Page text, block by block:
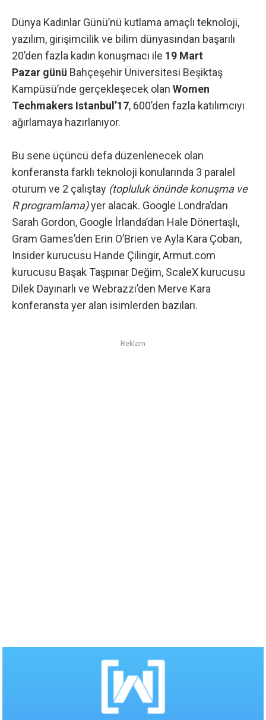
Dünya Kadınlar Günü’nü kutlama amaçlı teknoloji,
yazılım, girişimcilik ve bilim dünyasından başarılı
20’den fazla kadın konuşmacı ile 19 Mart
Pazar günü Bahçeşehir Üniversitesi Beşiktaş
Kampüsü’nde gerçekleşecek olan Women
Techmakers Istanbul’17, 600’den fazla katılımcıyı
ağırlamaya hazırlanıyor.
Bu sene üçüncü defa düzenlenecek olan
konferansta farklı teknoloji konularında 3 paralel
oturum ve 2 çalıştay (topluluk önünde konuşma ve
R programlama)yer alacak. Google Londra’dan
Sarah Gordon, Google İrlanda’dan Hale Dönertaşlı,
Gram Games’den Erin O’Brien ve Ayla Kara Çoban,
Insider kurucusu Hande Çilingir, Armut.com
kurucusu Başak Taşpınar Değim, ScaleX kurucusu
Dilek Dayınarlı ve Webrazzi’den Merve Kara
konferansta yer alan isimlerden bazıları.
Reklam